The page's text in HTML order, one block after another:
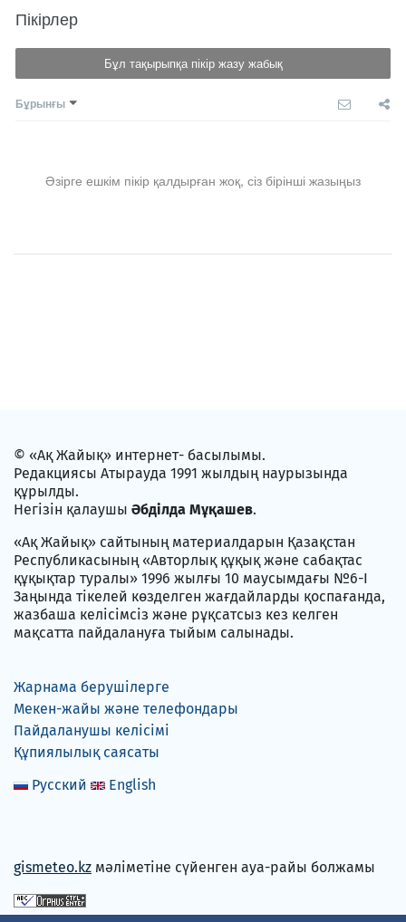
Пікірлер
Бұл тақырыпқа пікір жазу жабық
Бұрынғы
Әзірге ешкім пікір қалдырған жоқ, сіз бірінші жазыңыз
© «Ақ Жайық» интернет- басылымы.
Редакциясы Атырауда 1991 жылдың наурызында
құрылды.
Негізін қалаушы Әбділда Мұқашев.
«Ақ Жайық» сайтының материалдарын Қазақстан
Республикасының «Авторлық құқық және сабақтас
құқықтар туралы» 1996 жылғы 10 маусымдағы №6-I
Заңында тікелей көзделген жағдайларды қоспағанда,
жазбаша келісімсіз және рұқсатсыз кез келген
мақсатта пайдалануға тыйым салынады.
Жарнама берушілерге
Мекен-жайы және телефондары
Пайдаланушы келісімі
Құпиялылық саясаты
Русский
English
gismeteo.kz мәліметіне сүйенген ауа-райы болжамы